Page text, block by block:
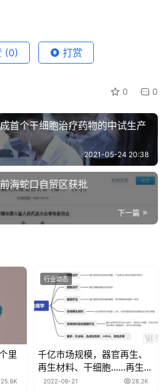
(0) 打赏
0 0
首个干细胞治疗药物的中试生产
2021-05-24 20:38
海蛇口自贸区获批
下一篇
里
25.6K
行业动态
千亿市场规模，器官再生、
再生材料、干细胞……再生医
学全面开花
2022-09-21 28.2K